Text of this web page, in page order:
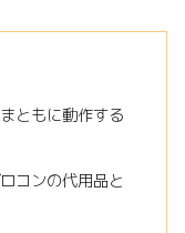
ともに動作する
コンの代用品と